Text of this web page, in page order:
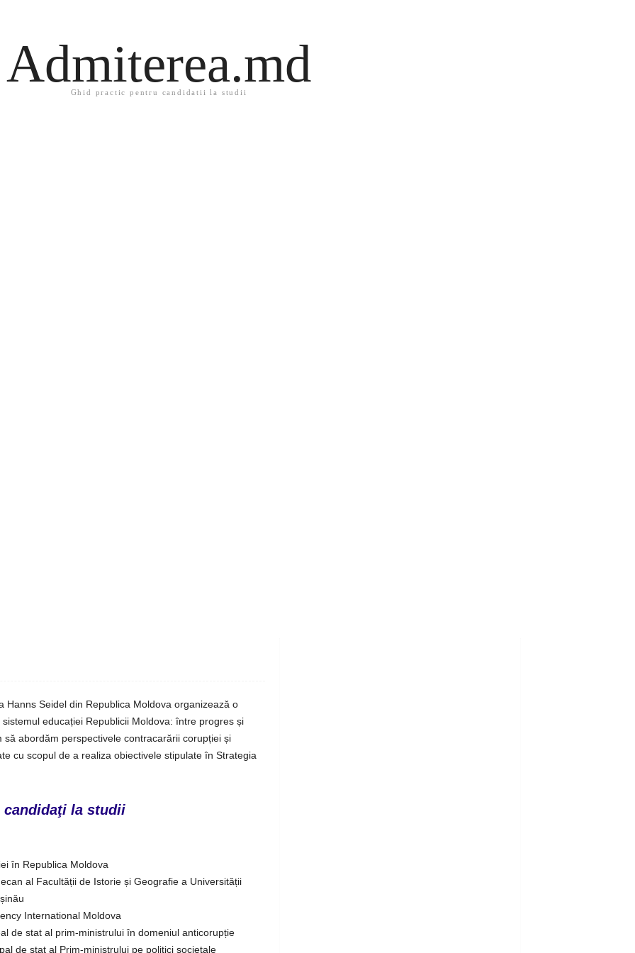
Admiterea.md
Ghid practic pentru candidatii la studii
Seidel din Republica Moldova organizează o
educației Republicii Moldova: între progres și
abordăm perspectivele contracarării corupției și
cu scopul de a realiza obiectivele stipulate în Strategia
candidaţi la studii
în Republica Moldova
al Facultății de Istorie și Geografie a Universității
International Moldova
de stat al prim-ministrului în domeniul anticorupție
de stat al Prim-ministrului pe politici societale